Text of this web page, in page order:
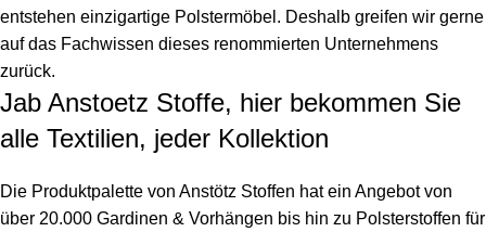
entstehen einzigartige Polstermöbel. Deshalb greifen wir gerne
auf das Fachwissen dieses renommierten Unternehmens
zurück.
Jab Anstoetz Stoffe, hier bekommen Sie
alle Textilien, jeder Kollektion
Die Produktpalette von Anstötz Stoffen hat ein Angebot von
über 20.000 Gardinen & Vorhängen bis hin zu Polsterstoffen für